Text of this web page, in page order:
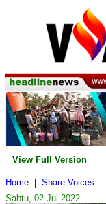
View Full Version
Home
Share Voices
Sabtu, 02 Jul 2022